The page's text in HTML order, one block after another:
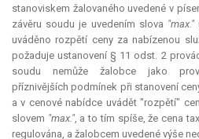
stanoviskem žalovaného uvedené v
závěru soudu je uvedením slova "max."
uváděno rozpětí ceny za nabízenou
požaduje ustanovení § 11 odst. 2
soudu nemůže žalobce jako
příznivějších podmínek při stanovení
a v cenové nabídce uvádět "rozpětí"
slovem "max.", a to tím spíše, že cena
regulována, a žalobcem uvedené výše